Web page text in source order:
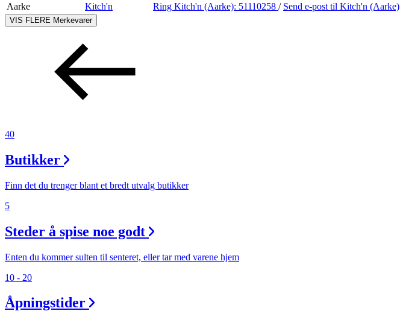
Aarke
Kitch'n Ring Kitch'n (Aarke): 51110258 / Send e-post til Kitch'n (Aarke)
VIS FLERE Merkevarer
40
Butikker
Finn det du trenger blant et bredt utvalg butikker
5
Steder å spise noe godt
Enten du kommer sulten til senteret, eller tar med varene hjem
10 - 20
Åpningstider